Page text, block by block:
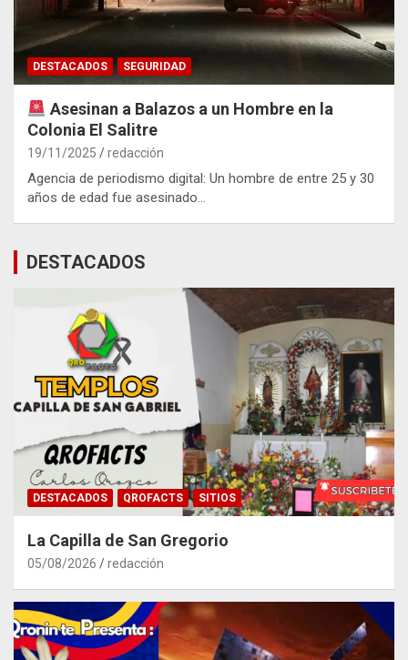
DESTACADOS SEGURIDAD
Asesinan a Balazos a un Hombre en la
Colonia El Salitre
19/11/2025 redacción
Agencia de periodismo digital: Un hombre de entre 25 y 30
años de edad fue asesinado…
DESTACADOS
DESTACADOS QROFACTS SITIOS
La Capilla de San Gregorio
05/08/2026 redacción